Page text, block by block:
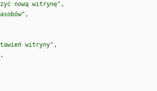
nową witrynę" ,
,
witryny" ,
,